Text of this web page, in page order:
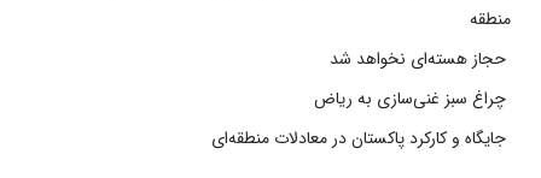
منطقه
حجاز هسته‌ای نخواهد شد
چراغ سبز غنی‌سازی به ریاض
جایگاه و کارکرد پاکستان در معادلات منطقه‌ای